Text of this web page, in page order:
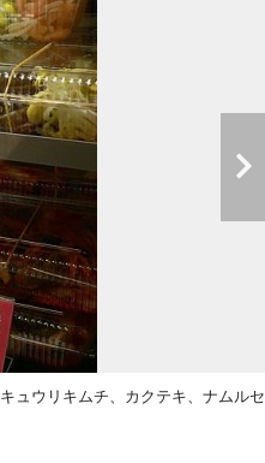
ュウリキムチ、カクテキ、ナムルセ